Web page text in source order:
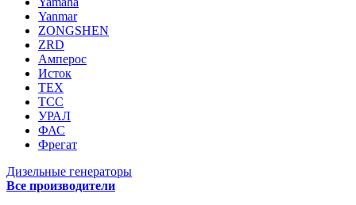
Yanmar
ZONGSHEN
ZRD
Амперос
Исток
ТЕХ
ТСС
УРАЛ
ФАС
Фрегат
Дизельные генераторы
Все производители